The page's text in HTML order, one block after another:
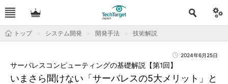
トップ システム開発 開発手法 技術解説
2024年6月25日
いまさら聞けない「サーバレスの5大メリット」と
サーバレスコンピューティングの基礎解説【第1回】